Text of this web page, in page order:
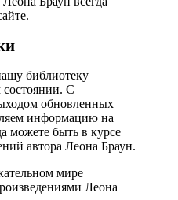
библиотеку
состоянии. С
обновленных
информацию на
можете быть в курсе
автора Леона Браун.
мире
Леона